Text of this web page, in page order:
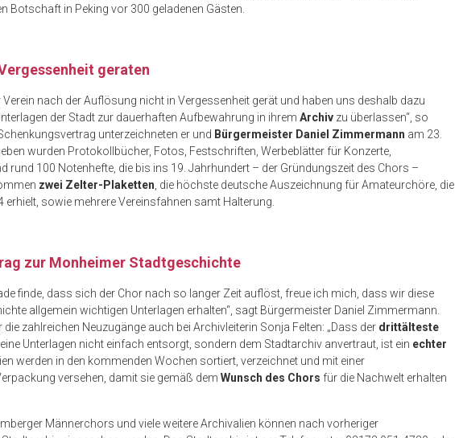
Botschaft in Peking vor 300 geladenen Gästen.
geraten
Verein nach der Auflösung nicht in Vergessenheit gerät und haben uns deshalb dazu
der Stadt zur dauerhaften Aufbewahrung in ihrem Archiv zu überlassen“, so
Schenkungsvertrag unterzeichneten er und Bürgermeister Daniel Zimmermann am 23.
wurden Protokollbücher, Fotos, Festschriften, Werbeblätter für Konzerte,
rund 100 Notenhefte, die bis ins 19. Jahrhundert – der Gründungszeit des Chors –
zwei Zelter-Plaketten , die höchste deutsche Auszeichnung für Amateurchöre, die
erhielt, sowie mehrere Vereinsfahnen samt Halterung.
zur Monheimer Stadtgeschichte
finde, dass sich der Chor nach so langer Zeit auflöst, freue ich mich, dass wir diese
allgemein wichtigen Unterlagen erhalten“, sagt Bürgermeister Daniel Zimmermann.
die zahlreichen Neuzugänge auch bei Archivleiterin Sonja Felten: „Dass der drittälteste
Unterlagen nicht einfach entsorgt, sondern dem Stadtarchiv anvertraut, ist ein echter
werden in den kommenden Wochen sortiert, verzeichnet und mit einer
versehen, damit sie gemäß dem Wunsch des Chors für die Nachwelt erhalten
Männerchors und viele weitere Archivalien können nach vorheriger